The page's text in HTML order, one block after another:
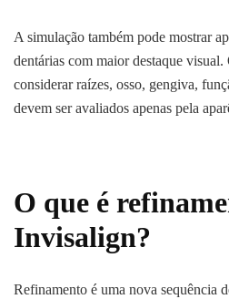
A simulação também pode mostrar
dentárias com maior destaque
considerar raízes, osso, gengiva,
devem ser avaliados apenas pela
O que é
Invisalign?
Refinamento é uma nova sequência